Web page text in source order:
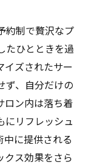
約制で贅沢なプ
たひとときを過
イズされたサー
ず、自分だけの
ロン内は落ち着
にリフレッシュ
中に提供される
クス効果をさら